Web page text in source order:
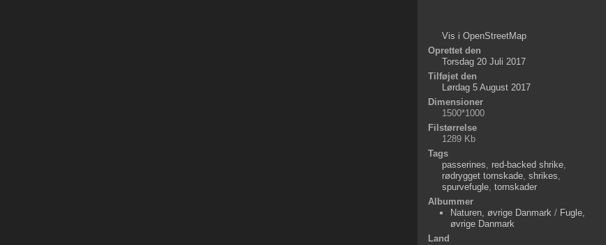
Vis i OpenStreetMap
Oprettet den
Torsdag 20 Juli 2017
Tilføjet den
Lørdag 5 August 2017
Dimensioner
1500*1000
Filstørrelse
1289 Kb
Tags
passerines, red-backed shrike,
rødrygget tornskade, shrikes,
spurvefugle, tornskader
Albummer
Naturen, øvrige Danmark / Fugle,
øvrige Danmark
Land